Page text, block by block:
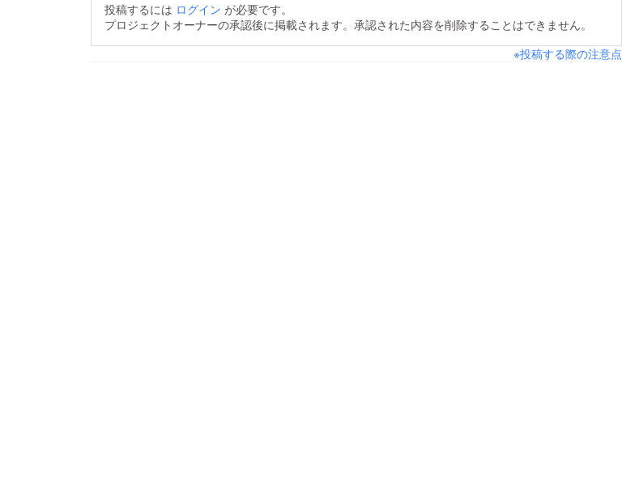
投稿するには ログイン が必要です。
プロジェクトオーナーの承認後に掲載されます。承認された内容を削除することはできません。
※投稿する際の注意点